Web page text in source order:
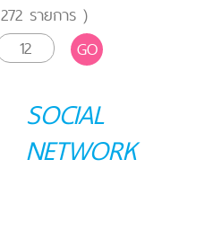
272รายการ )
GO
SOCIAL
NETWORK